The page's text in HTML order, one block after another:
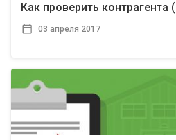
Как проверить контрагента
03 апреля 2017